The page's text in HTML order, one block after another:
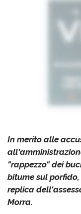
In merito alle
"rappezzo" dei
bitume sul
replica
Morra.